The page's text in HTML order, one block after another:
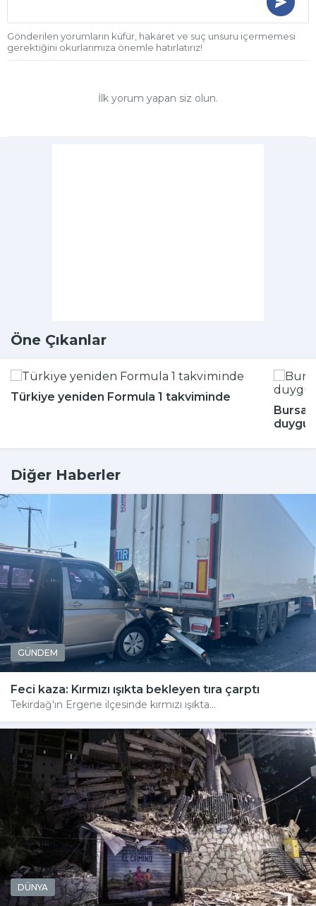
Gönderilen yorumların küfür, hakaret ve suç unsuru içermemesi
gerektiğini okurlarımıza önemle hatırlatırız!
İlk yorum yapan siz olun.
Öne Çıkanlar
Türkiye yeniden Formula 1 takviminde
Diğer Haberler
GÜNDEM
Feci kaza: Kırmızı ışıkta bekleyen tıra çarptı
Tekirdağ'ın Ergene ilçesinde kırmızı ışıkta...
DÜNYA